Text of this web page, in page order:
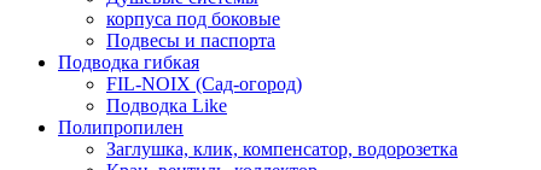
корпуса под боковые
Подвесы и паспорта
Подводка гибкая
FIL-NOIX (Сад-огород)
Подводка Like
Полипропилен
Заглушка, клик, компенсатор, водорозетка